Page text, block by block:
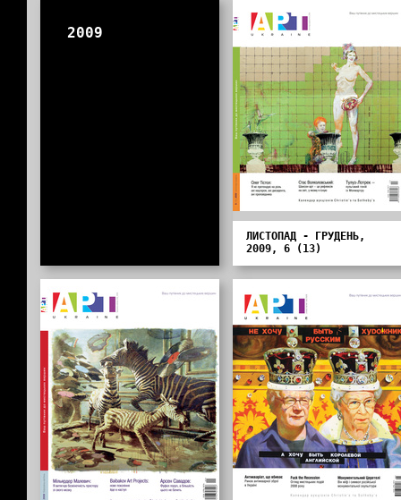
2009
ЛИСТОПАД - ГРУДЕНЬ,
2009, 6 (13)